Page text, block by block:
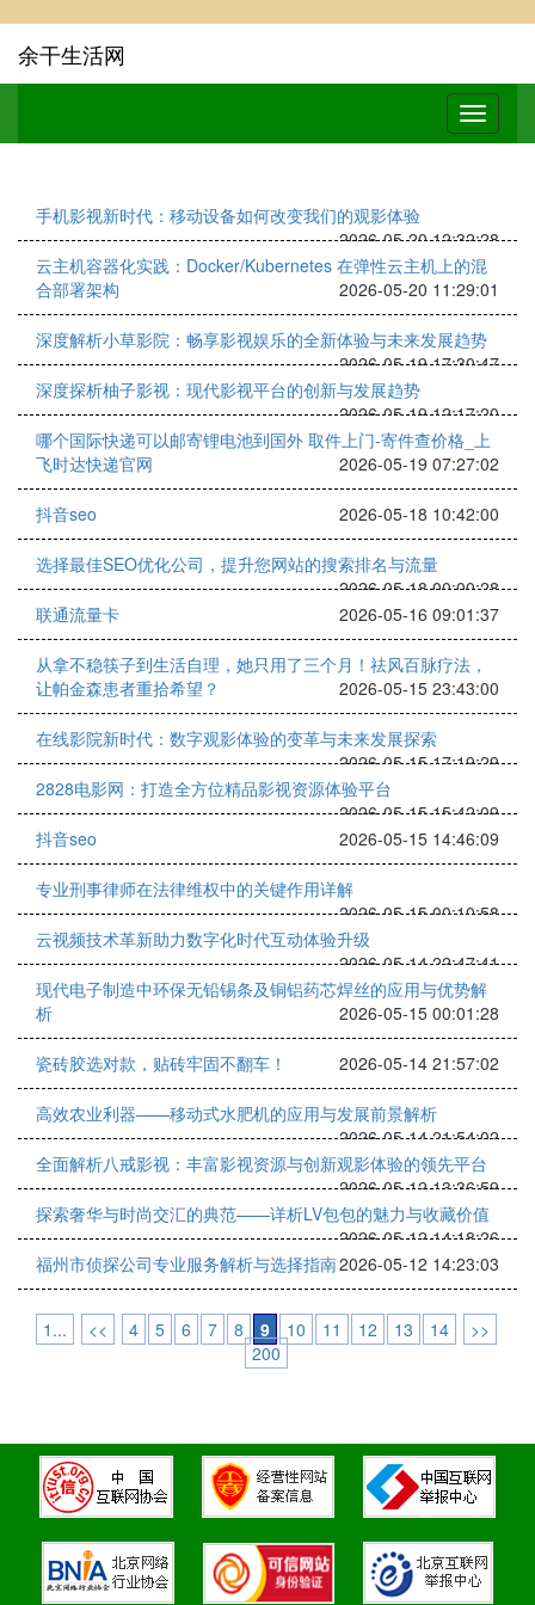
余干生活网
手机影视新时代：移动设备如何改变我们的观影体验
2026-05-20 12:32:28
云主机容器化实践：Docker/Kubernetes 在弹性云主机上的混
合部署架构
2026-05-20 11:29:01
深度解析小草影院：畅享影视娱乐的全新体验与未来发展趋势
2026-05-19 17:30:47
深度探析柚子影视：现代影视平台的创新与发展趋势
2026-05-19 12:17:20
哪个国际快递可以邮寄锂电池到国外 取件上门-寄件查价格_上
飞时达快递官网
2026-05-19 07:27:02
抖音seo 2026-05-18 10:42:00
选择最佳SEO优化公司，提升您网站的搜索排名与流量
2026-05-18 00:00:28
联通流量卡
2026-05-16 09:01:37
从拿不稳筷子到生活自理，她只用了三个月！祛风百脉疗法，
让帕金森患者重拾希望？
2026-05-15 23:43:00
在线影院新时代：数字观影体验的变革与未来发展探索
2026-05-15 17:19:29
2828电影网：打造全方位精品影视资源体验平台
2026-05-15 15:42:09
抖音seo
2026-05-15 14:46:09
专业刑事律师在法律维权中的关键作用详解
2026-05-15 00:10:58
云视频技术革新助力数字化时代互动体验升级
2026-05-14 22:47:41
现代电子制造中环保无铅锡条及铜铝药芯焊丝的应用与优势解
析
2026-05-15 00:01:28
瓷砖胶选对款，贴砖牢固不翻车！ 2026-05-14 21:57:02
高效农业利器——移动式水肥机的应用与发展前景解析
2026-05-14 21:54:02
全面解析八戒影视：丰富影视资源与创新观影体验的领先平台
2026-05-12 13:36:59
探索奢华与时尚交汇的典范——详析LV包包的魅力与收藏价值
2026-05-12 14:18:26
福州市侦探公司专业服务解析与选择指南2026-05-12 14:23:03
1... << 4 5 6 7 8 9 10 11 12 13 14
>>
200